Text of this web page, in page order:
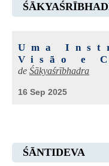
Uma
Visão e
de Śākyaśrībhadra
16 Sep 2025
ŚĀNTIDEVA